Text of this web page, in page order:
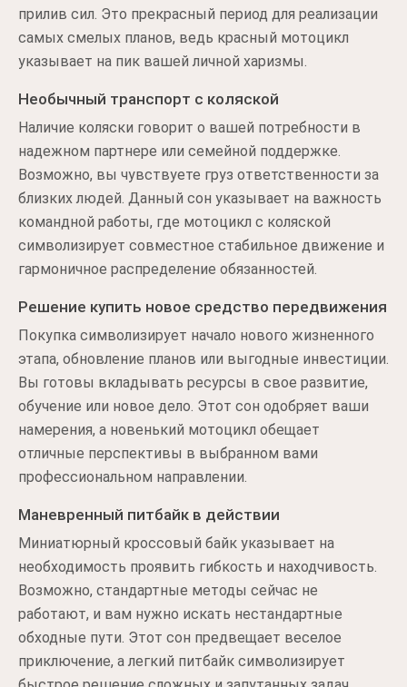
прилив сил. Это прекрасный период для реализации
самых смелых планов, ведь красный мотоцикл
указывает на пик вашей личной харизмы.
Необычный транспорт с коляской
Наличие коляски говорит о вашей потребности в
надежном партнере или семейной поддержке.
Возможно, вы чувствуете груз ответственности за
близких людей. Данный сон указывает на важность
командной работы, где мотоцикл с коляской
символизирует совместное стабильное движение и
гармоничное распределение обязанностей.
Решение купить новое средство передвижения
Покупка символизирует начало нового жизненного
этапа, обновление планов или выгодные инвестиции.
Вы готовы вкладывать ресурсы в свое развитие,
обучение или новое дело. Этот сон одобряет ваши
намерения, а новенький мотоцикл обещает
отличные перспективы в выбранном вами
профессиональном направлении.
Маневренный питбайк в действии
Миниатюрный кроссовый байк указывает на
необходимость проявить гибкость и находчивость.
Возможно, стандартные методы сейчас не
работают, и вам нужно искать нестандартные
обходные пути. Этот сон предвещает веселое
приключение, а легкий питбайк символизирует